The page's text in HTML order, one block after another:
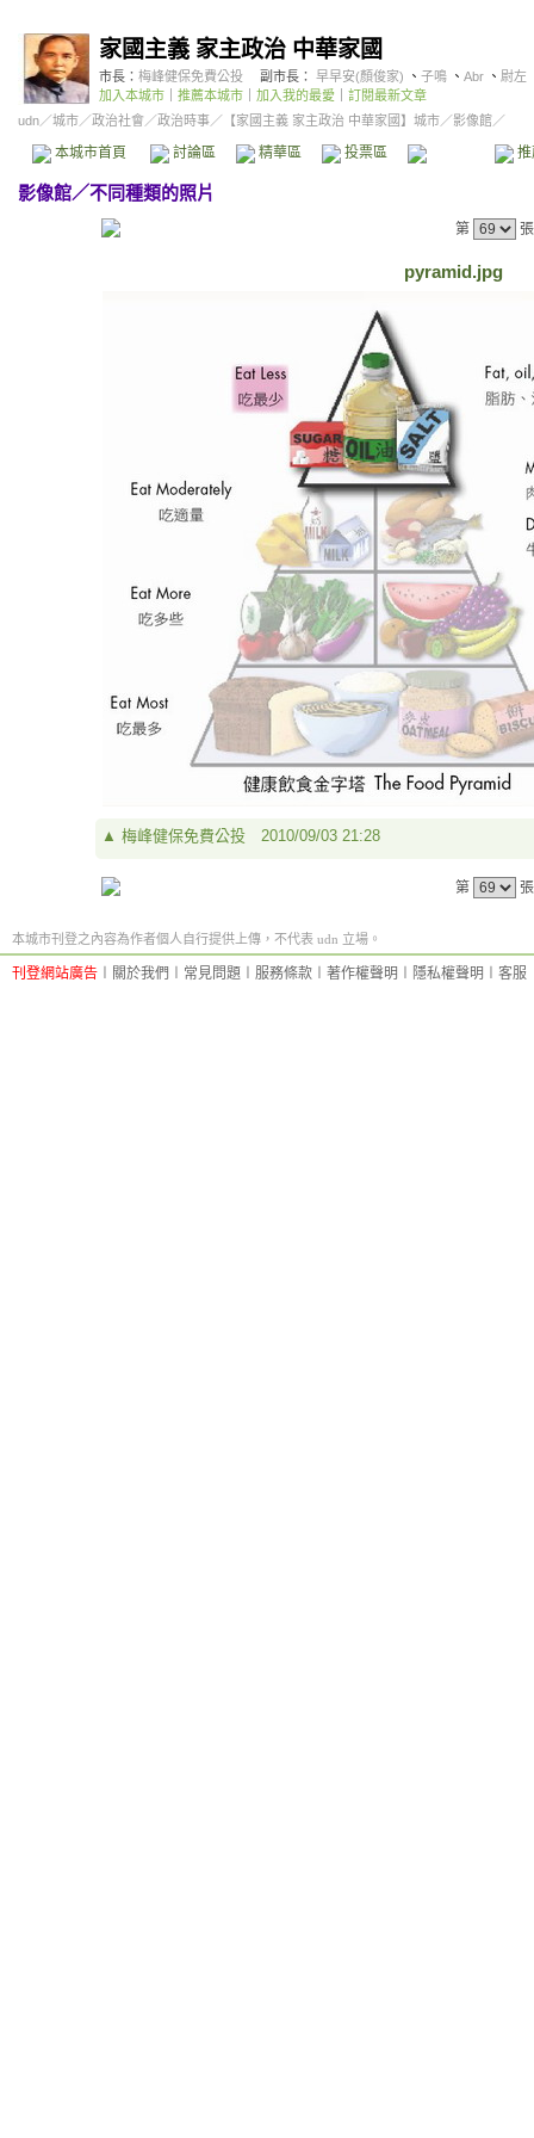
家國主義 家主政治 中華家國
市長： 梅峰健保免費公投 副市長： 早早安(顏俊家) 、 子鳴 、 Abr 、 尉左
加入本城市
推薦本城市 加入我的最愛
訂閱最新文章
udn／城市／政治社會 ／政治時事／ 【家國主義 家主政治 中華家國】城市／影像館／
本城市首頁 討論區 精華區 投票區 影像館
影像館／不同種類的照片
第
pyramid.jpg
▲ 梅峰健保免費公投 2010/09/03 21:28
第
本城市刊登之內容為作者個人自行提供上傳，不代表 udn 立場。
刊登網站廣告 關於我們 常見問題 服務條款 著作權聲明 隱私權聲明 客服